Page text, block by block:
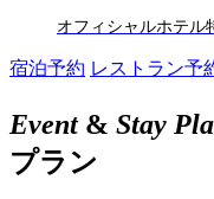
オフィシャルホテル
宿泊予約 レストラン予
Event& Stay
プラン